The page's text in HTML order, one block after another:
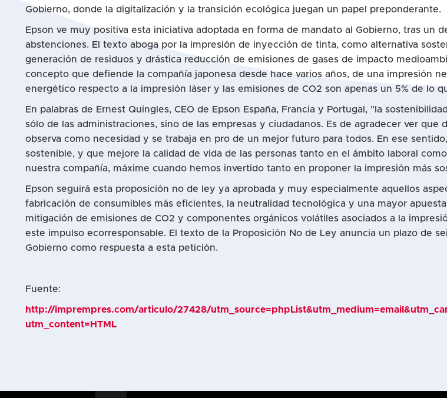
Gobierno, donde la digitalización y la transición ecológica juegan un papel preponderante.
Epson ve muy positiva esta iniciativa adoptada en forma de mandato al Gobierno, tras un
abstenciones. El texto aboga por la impresión de inyección de tinta, como alternativa
generación de residuos y drástica reducción de emisiones de gases de impacto
concepto que defiende la compañía japonesa desde hace varios años, de una impresión
energético respecto a la impresión láser y las emisiones de CO2 son apenas un 5% de lo
En palabras de Ernest Quingles, CEO de Epson España, Francia y Portugal, "la
sólo de las administraciones, sino de las empresas y ciudadanos. Es de agradecer ver
observa como necesidad y se trabaja en pro de un mejor futuro para todos. En ese
sostenible, y que mejore la calidad de vida de las personas tanto en el ámbito laboral
nuestra compañía, máxime cuando hemos invertido tanto en proponer la impresión más
Epson seguirá esta proposición no de ley ya aprobada y muy especialmente aquellos
fabricación de consumibles más eficientes, la neutralidad tecnológica y una mayor
mitigación de emisiones de CO2 y componentes orgánicos volátiles asociados a la
este impulso ecorresponsable. El texto de la Proposición No de Ley anuncia un plazo de
Gobierno como respuesta a esta petición.
Fuente:
http://imprempres.com/articulo/27428/
utm_content=HTML